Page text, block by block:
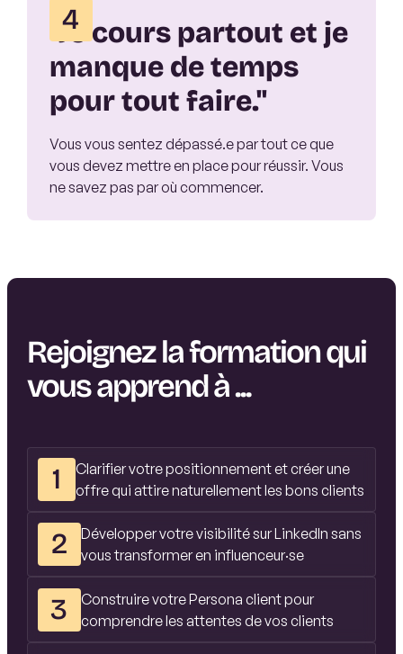
4
"Je cours partout et je
manque de temps
pour tout faire."
Vous vous sentez dépassé.e par tout ce que
vous devez mettre en place pour réussir. Vous
ne savez pas par où commencer.
Rejoignez la formation qui
vous apprend à ...
1
Clarifier votre positionnement et créer une
offre qui attire naturellement les bons clients
2
Développer votre visibilité sur LinkedIn sans
vous transformer en influenceur·se
3
Construire votre Persona client pour
comprendre les attentes de vos clients